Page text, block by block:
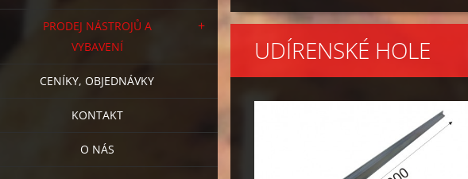
PRODEJ NÁSTROJŮ A
VYBAVENÍ
CENÍKY, OBJEDNÁVKY
KONTAKT
O NÁS
UDÍRENSKÉ HOLE